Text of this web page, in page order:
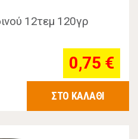
12τεμ 120γρ
0,75 €
ΣΤΟ ΚΑΛΑΘΙ